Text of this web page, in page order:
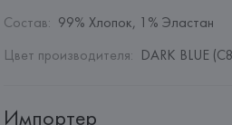
Состав: 99% Хлопок, 1% Эластан
Цвет производителя: DARK BLUE
Импортер